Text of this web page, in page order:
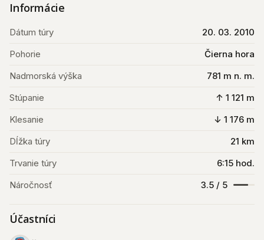
Informácie
Dátum túry
20. 03. 2010
Pohorie
Čierna hora
Nadmorská výška
781 m n. m.
Stúpanie
↑ 1 121 m
Klesanie
↓ 1 176 m
Dĺžka túry
21 km
Trvanie túry
6:15 hod.
Náročnosť
3.5 / 5
Účastníci